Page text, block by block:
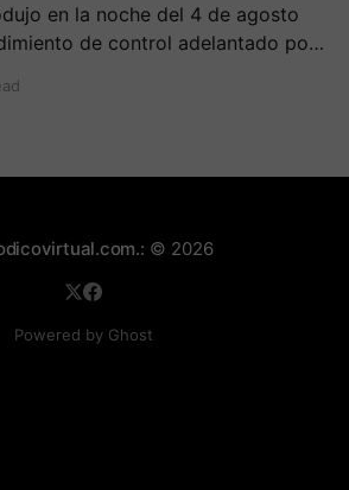
en la noche del 4 de agosto
de control adelantado por
© 2026
Powered by Ghost